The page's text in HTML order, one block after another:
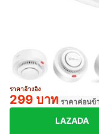
ราคาอ้างอิง
299 บาท ราคาค่อนข้
LAZADA